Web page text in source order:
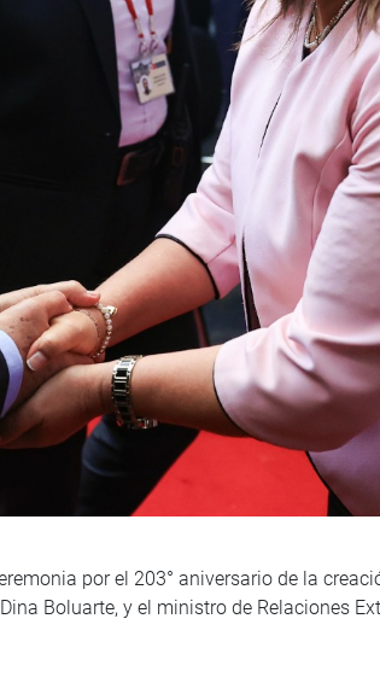
por el 203° aniversario de la
Boluarte, y el ministro de Relaciones